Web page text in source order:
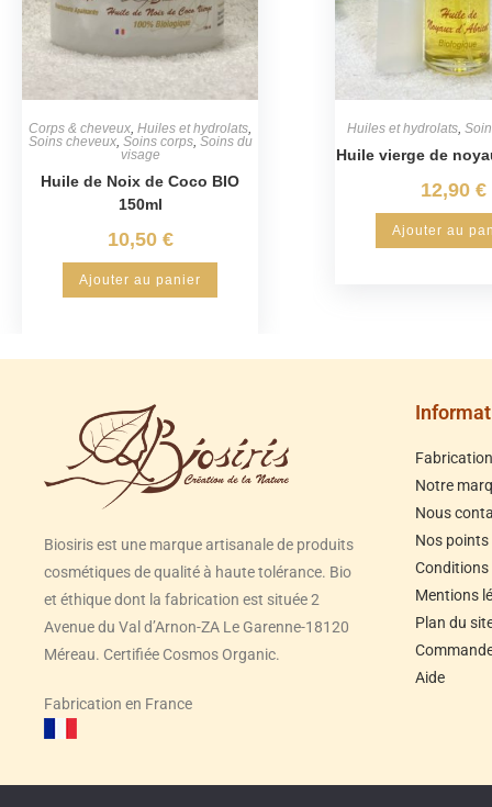
Corps & cheveux, Huiles et hydrolats,
Soins cheveux, Soins corps, Soins du
visage
Huile de Noix de Coco BIO
150ml
10,50 €
Ajouter au panier
Huiles et hydrolats,
Huile vierge de
12,90 €
Ajouter au
Biosiris est une marque artisanale de produits
cosmétiques de qualité à haute tolérance. Bio
et éthique dont la fabrication est située 2
Avenue du Val d’Arnon-ZA Le Garenne-18120
Méreau. Certifiée Cosmos Organic.
Fabrication en France
Notre
Nous
Nos points
Conditions
Mentions
Plan du
Aide